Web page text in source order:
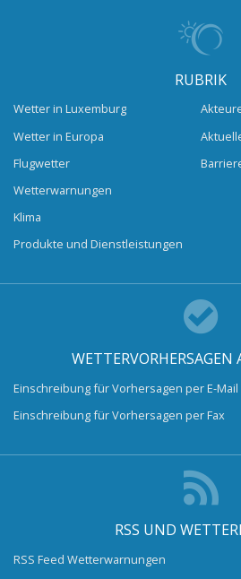
RUBRIK
Wetter in Luxemburg
Wetter in Europa
Flugwetter
Wetterwarnungen
Klima
Produkte und Dienstleistungen
WETTERVORHERSAGEN
Einschreibung für Vorhersagen per E-Mail
Einschreibung für Vorhersagen per Fax
RSS UND
RSS Feed Wetterwarnungen